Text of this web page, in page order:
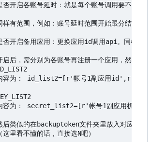
开启各账号延时：就是每个账号调用要不要停
样有范围，例如：账号延时范围开始跟分结
开启备用应用：更换应用id调用api。同样每
后，需分别为各账号再注册一个应用，然后在
容为： id_list2=[r'帐号1副应用id',r'帐号
容为： secret_list2=[r'帐号1副应用机密
后类似的在backuptoken文件夹里放入对应的
里看不懂的话，直接选N吧）